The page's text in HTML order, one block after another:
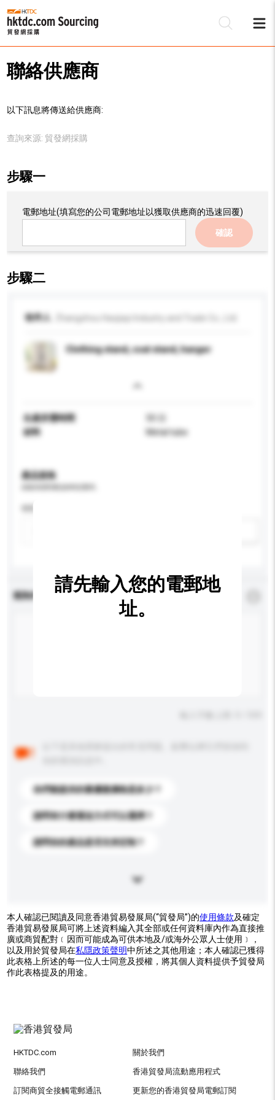
聯絡供應商
以下訊息將傳送給供應商:
查詢來源: 貿發網採購
步驟一
電郵地址(填寫您的公司電郵地址以獲取供應商的迅速回覆)
確認
步驟二
收件人
Clothing stand, coat stand, hanger
生產所需時間
50 日
材料
Metal tube
產品規格
查詢內容 * 必須填寫
你們能提供的最優惠價格是多少？
請問有什麼運送方式可以選擇？
請問你的產品是否支持定制？
請先輸入您的電郵地
址。
本人確認已閱讀及同意香港貿易發展局(“貿發局”)的使用條款及確定
香港貿易發展局可將上述資料編入其全部或任何資料庫內作為直接推
廣或商貿配對﹝因而可能成為可供本地及/或海外公眾人士使用﹞，
以及用於貿發局在私隱政策聲明中所述之其他用途；本人確認已獲得
此表格上所述的每一位人士同意及授權，將其個人資料提供予貿發局
作此表格提及的用途。
HKTDC.com 關於我們
聯絡我們 香港貿發局流動應用程式
訂閱商貿全接觸電郵通訊 更新您的香港貿發局電郵訂閱